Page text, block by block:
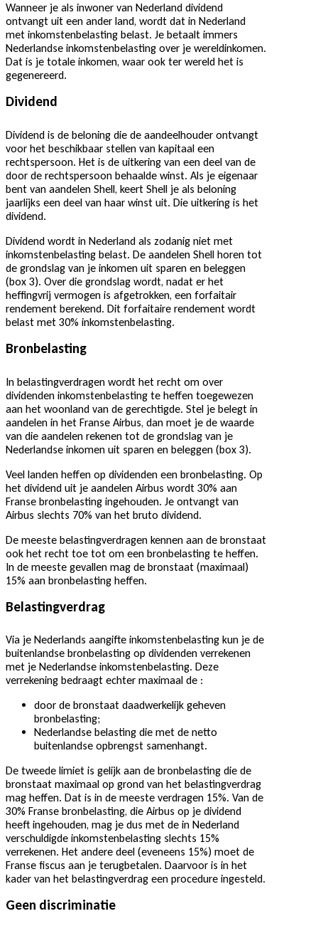
Wanneer je als inwoner van Nederland dividend
ontvangt uit een ander land, wordt dat in Nederland
met inkomstenbelasting belast. Je betaalt immers
Nederlandse inkomstenbelasting over je wereldinkomen.
Dat is je totale inkomen, waar ook ter wereld het is
gegenereerd.
Dividend
Dividend is de beloning die de aandeelhouder ontvangt
voor het beschikbaar stellen van kapitaal een
rechtspersoon. Het is de uitkering van een deel van de
door de rechtspersoon behaalde winst. Als je eigenaar
bent van aandelen Shell, keert Shell je als beloning
jaarlijks een deel van haar winst uit. Die uitkering is het
dividend.
Dividend wordt in Nederland als zodanig niet met
inkomstenbelasting belast. De aandelen Shell horen tot
de grondslag van je inkomen uit sparen en beleggen
(box 3). Over die grondslag wordt, nadat er het
heffingvrij vermogen is afgetrokken, een forfaitair
rendement berekend. Dit forfaitaire rendement wordt
belast met 30% inkomstenbelasting.
Bronbelasting
In belastingverdragen wordt het recht om over
dividenden inkomstenbelasting te heffen toegewezen
aan het woonland van de gerechtigde. Stel je belegt in
aandelen in het Franse Airbus, dan moet je de waarde
van die aandelen rekenen tot de grondslag van je
Nederlandse inkomen uit sparen en beleggen (box 3).
Veel landen heffen op dividenden een bronbelasting. Op
het dividend uit je aandelen Airbus wordt 30% aan
Franse bronbelasting ingehouden. Je ontvangt van
Airbus slechts 70% van het bruto dividend.
De meeste belastingverdragen kennen aan de bronstaat
ook het recht toe tot om een bronbelasting te heffen.
In de meeste gevallen mag de bronstaat (maximaal)
15% aan bronbelasting heffen.
Belastingverdrag
Via je Nederlands aangifte inkomstenbelasting kun je de
buitenlandse bronbelasting op dividenden verrekenen
met je Nederlandse inkomstenbelasting. Deze
verrekening bedraagt echter maximaal de :
door de bronstaat daadwerkelijk geheven
bronbelasting;
Nederlandse belasting die met de netto
buitenlandse opbrengst samenhangt.
De tweede limiet is gelijk aan de bronbelasting die de
bronstaat maximaal op grond van het belastingverdrag
mag heffen. Dat is in de meeste verdragen 15%. Van de
30% Franse bronbelasting, die Airbus op je dividend
heeft ingehouden, mag je dus met de in Nederland
verschuldigde inkomstenbelasting slechts 15%
verrekenen. Het andere deel (eveneens 15%) moet de
Franse fiscus aan je terugbetalen. Daarvoor is in het
kader van het belastingverdrag een procedure ingesteld.
Geen discriminatie